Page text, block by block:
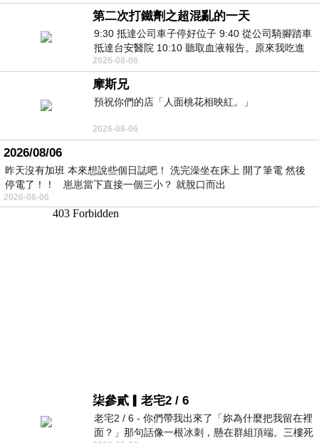
第二次打鐵劑之超混亂的一天
9:30 抵達公司車子停好位子 9:40 從公司騎腳踏車
抵達台安醫院 10:10 聽取血液報告。原來我吃進
去的 B12 彌可保並非沒有吸收而是超
2026-08-06
摩斯兄
預祝你們的店「人面桃花相映紅。」
2026-08-06
2026/08/06
昨天沒有加班 本來想說些個日誌吧！ 洗完澡坐在床上 開了筆電 然後
停電了！！ 崽崽當下直接一個三小？ 就脫口而出
2026-08-06
柒參貳▎老宅2 / 6
老宅2 / 6 - 你們帶我出來了「妳為什麼把我留在裡
面？」那句話像一根冰刺，懸在群組頂端。三樓死